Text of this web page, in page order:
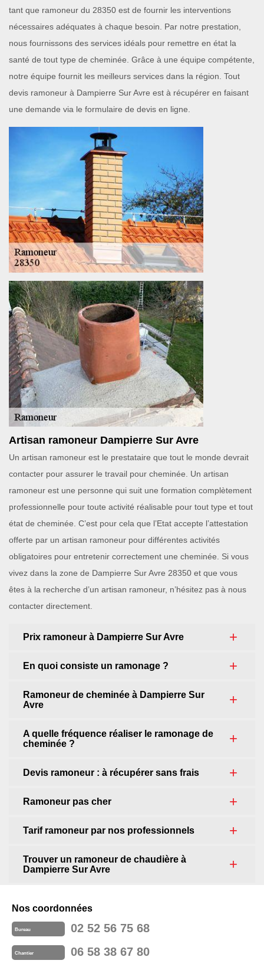
tant que ramoneur du 28350 est de fournir les interventions
nécessaires adéquates à chaque besoin. Par notre prestation,
nous fournissons des services idéals pour remettre en état la
santé de tout type de cheminée. Grâce à une équipe compétente,
notre équipe fournit les meilleurs services dans la région. Tout
devis ramoneur à Dampierre Sur Avre est à récupérer en faisant
une demande via le formulaire de devis en ligne.
Artisan ramoneur Dampierre Sur Avre
Un artisan ramoneur est le prestataire que tout le monde devrait
contacter pour assurer le travail pour cheminée. Un artisan
ramoneur est une personne qui suit une formation complètement
professionnelle pour toute activité réalisable pour tout type et tout
état de cheminée. C’est pour cela que l’Etat accepte l’attestation
offerte par un artisan ramoneur pour différentes activités
obligatoires pour entretenir correctement une cheminée. Si vous
vivez dans la zone de Dampierre Sur Avre 28350 et que vous
êtes à la recherche d’un artisan ramoneur, n’hésitez pas à nous
contacter directement.
Prix ramoneur à Dampierre Sur Avre
En quoi consiste un ramonage ?
Ramoneur de cheminée à Dampierre Sur
Avre
A quelle fréquence réaliser le ramonage de
cheminée ?
Devis ramoneur : à récupérer sans frais
Ramoneur pas cher
Tarif ramoneur par nos professionnels
Trouver un ramoneur de chaudière à
Dampierre Sur Avre
Nos coordonnées
Bureau 02 52 56 75 68
Chantier 06 58 38 67 80